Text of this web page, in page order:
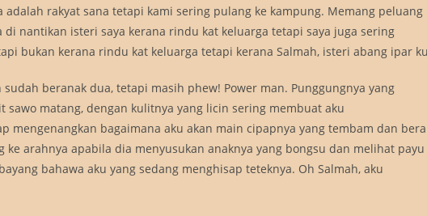
rakyat sana tetapi kami sering pulang ke kampung. Memang peluang
nantikan isteri saya kerana rindu kat keluarga tetapi saya juga sering
bukan kerana rindu kat keluarga tetapi kerana Salmah, isteri abang ipar
beranak dua, tetapi masih phew! Power man. Punggungnya yang
sawo matang, dengan kulitnya yang licin sering membuat aku
mengenangkan bagaimana aku akan main cipapnya yang tembam dan
arahnya apabila dia menyusukan anaknya yang bongsu dan melihat payu
bahawa aku yang sedang menghisap teteknya. Oh Salmah, aku